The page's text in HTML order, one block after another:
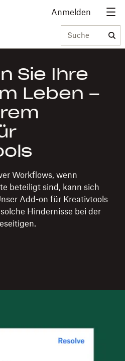
Anmelden
Suche
Sie Ihre
Leben –
Workflows, wenn
beteiligt sind, kann sich
Add-on für Kreativtools
Hindernisse bei der